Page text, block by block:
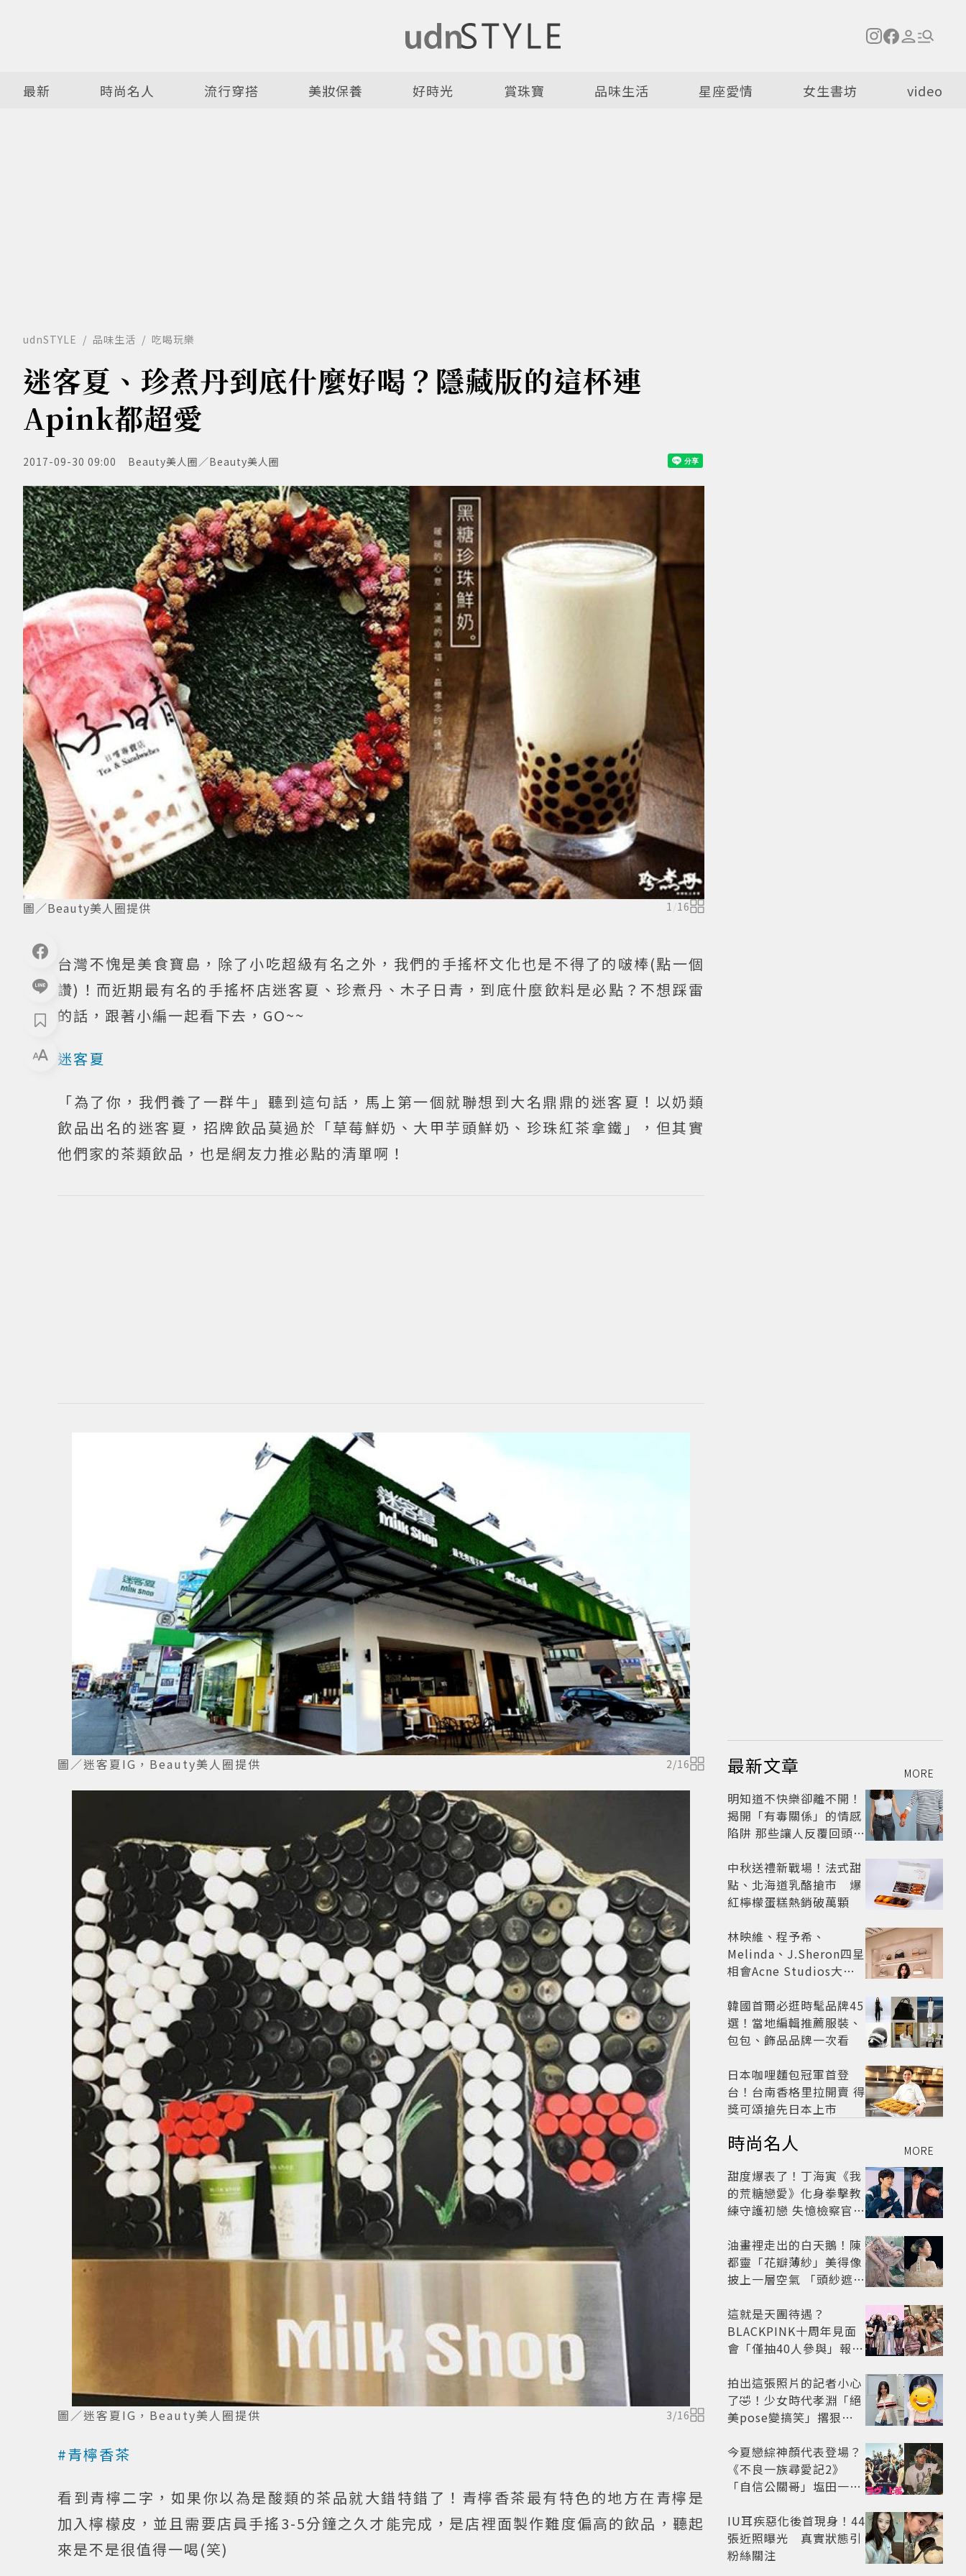
最新 時尚名人 流行穿搭 美妝保養 好時光 賞珠寶 品味生活 星座愛情 女生書坊 video
udnSTYLE 品味生活 吃喝玩樂
迷客夏、珍煮丹到底什麼好喝？隱藏版的這杯連
Apink都超愛
2017-09-30 09:00 Beauty美人圈／Beauty美人圈
圖／Beauty美人圈提供 1/16
台灣不愧是美食寶島，除了小吃超級有名之外，我們的手搖杯文化也是不得了的啵棒(點一個
讚)！而近期最有名的手搖杯店迷客夏、珍煮丹、木子日青，到底什麼飲料是必點？不想踩雷
的話，跟著小編一起看下去，GO~~
迷客夏
「為了你，我們養了一群牛」聽到這句話，馬上第一個就聯想到大名鼎鼎的迷客夏！以奶類
飲品出名的迷客夏，招牌飲品莫過於「草莓鮮奶、大甲芋頭鮮奶、珍珠紅茶拿鐵」，但其實
他們家的茶類飲品，也是網友力推必點的清單啊！
圖／迷客夏IG，Beauty美人圈提供 2/16
圖／迷客夏IG，Beauty美人圈提供 3/16
#青檸香茶
看到青檸二字，如果你以為是酸類的茶品就大錯特錯了！青檸香茶最有特色的地方在青檸是
加入檸檬皮，並且需要店員手搖3-5分鐘之久才能完成，是店裡面製作難度偏高的飲品，聽起
來是不是很值得一喝(笑)
最新文章 MORE
明知道不快樂卻離不開！
揭開「有毒關係」的情感
陷阱 那些讓人反覆回頭的
戒？
中秋送禮新戰場！法式甜
點、北海道乳酪搶市 爆
紅檸檬蛋糕熱銷破萬顆
林映維、程予希、
Melinda、J.Sheron四星
相會Acne Studios大曬
韓國首爾必逛時髦品牌45
選！當地編輯推薦服裝、
包包、飾品品牌一次看
日本咖哩麵包冠軍首登
台！台南香格里拉開賣 得
獎可頌搶先日本上市
時尚名人 MORE
甜度爆表了！丁海寅《我
的荒糖戀愛》化身拳擊教
練守護初戀 失憶檢察官×
劇
油畫裡走出的白天鵝！陳
都靈「花瓣薄紗」美得像
披上一層空氣 「頭紗遮
太仙
這就是天團待遇？
BLACKPINK十周年見面
會「僅抽40人參與」報名
怒了😡
拍出這張照片的記者小心
了🤣！少女時代孝淵「絕
美pose變搞笑」撂狠
今夏戀綜神顏代表登場？
《不良一族尋愛記2》
「自信公關哥」塩田一馬
老闆
IU耳疾惡化後首現身！44
張近照曝光 真實狀態引
粉絲關注